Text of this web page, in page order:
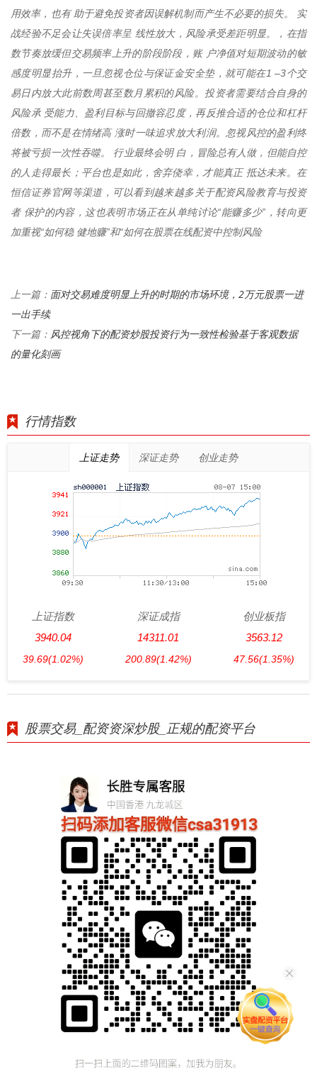
用效率，也有 助于避免投资者因误解机制而产生不必要的损失。 实
战经验不足会让失误倍率呈 线性放大，风险承受差距明显。，在指
数节奏放缓但交易频率上升的阶段阶段，账 户净值对短期波动的敏
感度明显抬升，一旦忽视仓位与保证金安全垫，就可能在1 –3个交
易日内放大此前数周甚至数月累积的风险。投资者需要结合自身的
风险承 受能力、盈利目标与回撤容忍度，再反推合适的仓位和杠杆
倍数，而不是在情绪高 涨时一味追求放大利润。忽视风控的盈利终
将被亏损一次性吞噬。 行业最终会明 白，冒险总有人做，但能自控
的人走得最长；平台也是如此，舍弃侥幸，才能真正 抵达未来。在
恒信证券官网等渠道，可以看到越来越多关于配资风险教育与投资
者 保护的内容，这也表明市场正在从单纯讨论“能赚多少”，转向更
加重视“如何稳 健地赚”和“如何在股票在线配资中控制风险
上一篇： 面对交易难度明显上升的时期的市场环境，2万元股票一进
一出手续
下一篇： 风控视角下的配资炒股投资行为一致性检验基于客观数据
的量化刻画
行情指数
上证走势 深证走势 创业走势
上证指数
3940.04
39.69(1.02%)
深证成指
14311.01
200.89(1.42%)
创业板指
3563.12
47.56(1.35%)
股票交易_配资资深炒股_正规的配资平台